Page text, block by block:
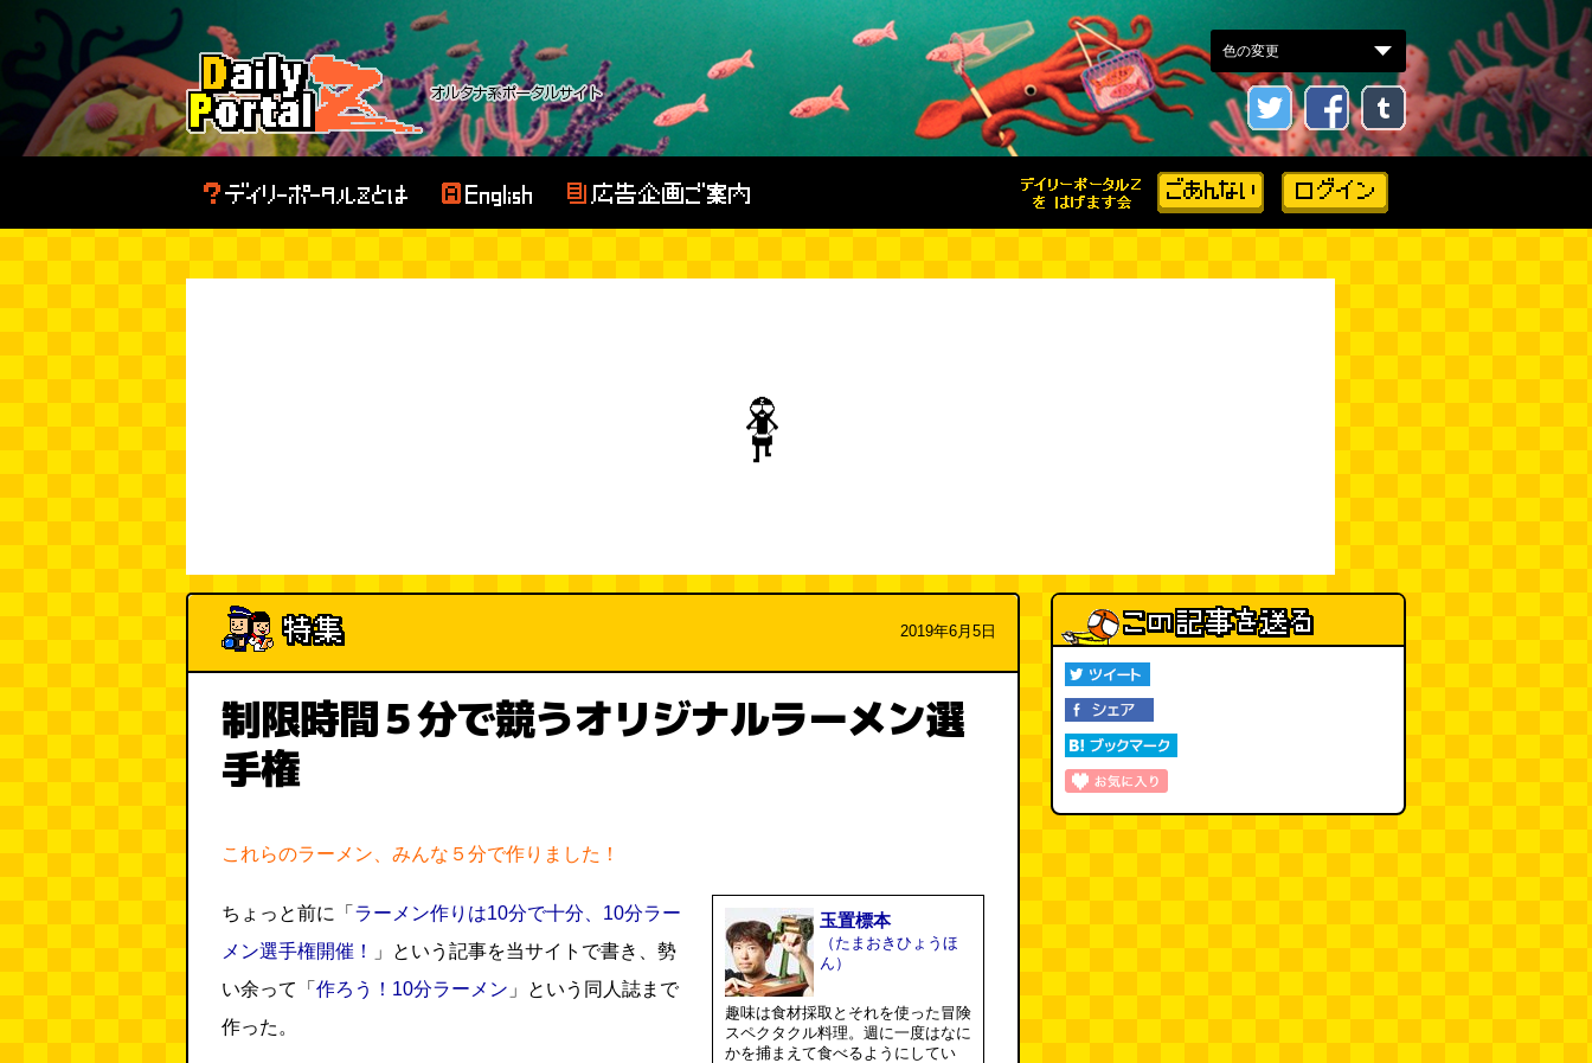
2019年6月5日
制限時間５分で競うオリジナルラーメン選
手権
これらのラーメン、みんな５分で作りました！
ちょっと前に「 ラーメン作りは10分で十分、10分ラー
メン選手権開催！
」という記事を当サイトで書き、勢
い余って「 作ろう！10分ラーメン 」という同人誌まで
作った。
玉置標本
（たまおきひょうほ
ん）
趣味は食材採取とそれを使った冒険
スペクタクル料理。週に一度はなに
かを捕まえて食べるようにしてい